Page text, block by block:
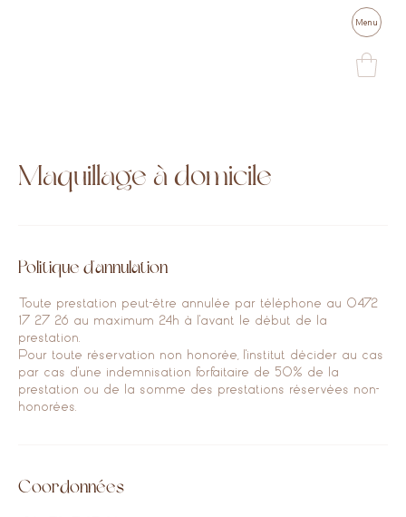
Menu
Maquillage à domicile
Politique d'annulation
Toute prestation peut-être annulée par téléphone au 0472
17 27 26 au maximum 24h à l'avant le début de la
prestation.
Pour toute réservation non honorée, l'institut décider au cas
par cas d'une indemnisation forfaitaire de 50% de la
prestation ou de la somme des prestations réservées non-
honorées.
Coordonnées